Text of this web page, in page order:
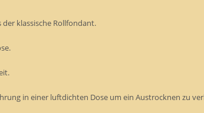
der klassische Rollfondant.
in einer luftdichten Dose um ein Austrocknen zu